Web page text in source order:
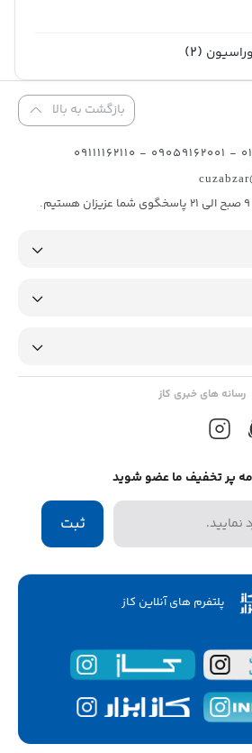
(2)
بازگشت به بالا
رسانه های خبری کاز
پر تخفیف ما عضو شوید
ثبت
پلتفرم های آنلاین کاز